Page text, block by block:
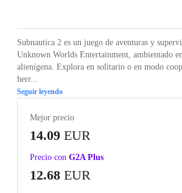
Subnautica 2 es un juego de aventuras y
Unknown Worlds Entertainment, ambientado
alienígena. Explora en solitario o en modo
herr...
Seguir leyendo
Mejor precio
14.09 EUR
Precio con G2A Plus
12.68 EUR